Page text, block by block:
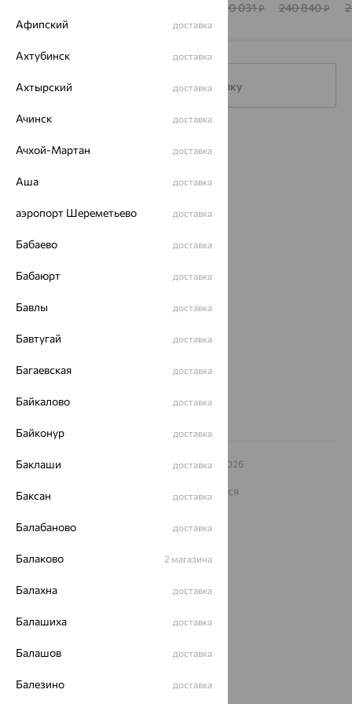
Style
200 031₽
КОСТРОМЫ
240 840₽
Подписаться на рассылку
Магазины и доставка г. Липецк
ул. Зегеля, 27/2
Другие города
Заказать звонок
© ООО «Ювелирный дом «Кристалл»,2009 – 2026
На информационном ресурсе применяются
рекомендательные технологии
ОГРН 1044800168379
Разработка сайта —
Афипский доставка
Ахтубинск доставка
Ахтырский доставка
Ачинск доставка
Ачхой-Мартан доставка
Аша доставка
аэропорт Шереметьево доставка
Бабаево доставка
Бабаюрт доставка
Бавлы доставка
Бавтугай доставка
Багаевская доставка
Байкалово доставка
Байконур доставка
Баклаши доставка
Баксан доставка
Балабаново доставка
Балаково 2 магазина
Балахна доставка
Балашиха доставка
Балашов доставка
Балезино доставка